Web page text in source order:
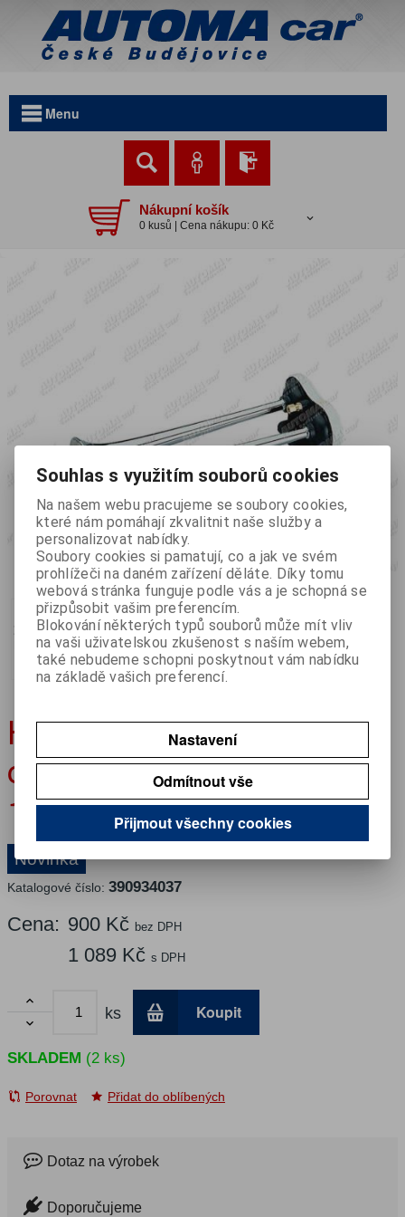
Menu
Nákupní košík
0 kusů | Cena nákupu: 0 Kč
prev next
Houkačka vzduchová
chrom dvojitá 390mm
118dB
Novinka
Katalogové číslo: 390934037
Cena: 900 Kč bez DPH
1 089 Kčs DPH


ks Koupit
SKLADEM (2 ks)
Porovnat Přidat do oblíbených
Dotaz na výrobek
Doporučujeme
Souhlas s využitím souborů cookies
Na našem webu pracujeme se soubory cookies,
které nám pomáhají zkvalitnit naše služby a
personalizovat nabídky.
Soubory cookies si pamatují, co a jak ve svém
prohlížeči na daném zařízení děláte. Díky tomu
webová stránka funguje podle vás a je schopná se
přizpůsobit vašim preferencím.
Blokování některých typů souborů může mít vliv
na vaši uživatelskou zkušenost s naším webem,
také nebudeme schopni poskytnout vám nabídku
na základě vašich preferencí.
Nastavení
Odmítnout vše
Přijmout všechny cookies